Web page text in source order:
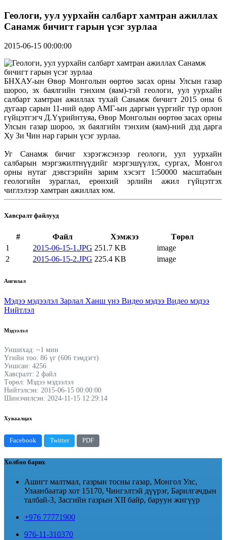
Геологи, уул уурхайн салбарт хамтран ажиллах
Санамж бичигт гарын үсэг зурлаа
2015-06-15 00:00:00
БНХАУ-ын Өвөр Монголын өөртөө засах орны Улсын газар
шороо, эх баялгийн тэнхим (яам)-тэй геологи, уул уурхайн
салбарт хамтран ажиллах тухай Санамж бичигт 2015 оны 6
дугаар сарын 11-ний өдөр АМГ-ын даргын үүргийг түр орлон
гүйцэтгэгч Д.Үүрийнтуяа, Өвөр Монголын өөртөө засах орны
Улсын газар шороо, эх баялгийн тэнхим (яам)-ний дэд дарга
Ху Зи Чин нар гарын үсэг зурлаа.
Уг Санамж бичиг хэрэгжсэнээр геологи, уул уурхайн
салбарын мэргэжилтнүүдийг мэргэшүүлэх, сургах, Монгол
орны нутаг дэвсгэрийн зарим хэсэгт 1:50000 масштабын
геологийн зураглал, ерөнхий эрлийн ажил гүйцэтгэх
чиглэлээр хамтран ажиллах юм.
Хавсралт файлууд
# Файл Хэмжээ
Төрөл
1
2015-06-15-1.JPG 251.7 KB
image
2
2015-06-15-2.JPG 225.4 KB image
Ангилал
Мэдээ мэдээлэл Зарлал Ханш үнэ Видео мэдээ Видео мэдээ
Нийтлэл
Мэдээлэл
Уншихад: ~1 мин
Үгийн тоо: 86 үг (606 тэмдэгт)
Уншсан: 4256
Хавсралт: 2 файл
Төрөл: Мэдээ мэдээлэл
Нийтэлсэн: 2015-06-15 00:00:00
Шинэчилсэн: 2024-11-15 12:29:14
Хуваалцах
Facebook Twitter PDF
Холбоо барих
Ашигт малтмал, газрын тосны газар, Монгол Улс,
Улаанбаатар хот 15170, Чингэлтэй дүүрэг, Барилгачдын
талбай-3, Засгийн газрын XII байр, баруун жигүүр
+976 77771900
976-11-310370